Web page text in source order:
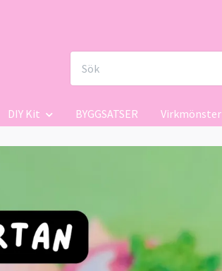
DIY Kit BYGGSATSER Virkmönster